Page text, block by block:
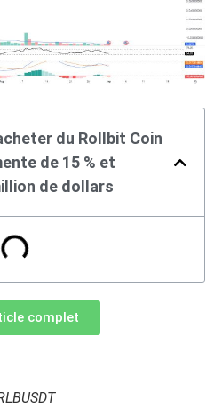
du Rollbit Coin
de 15 % et
de dollars
complet